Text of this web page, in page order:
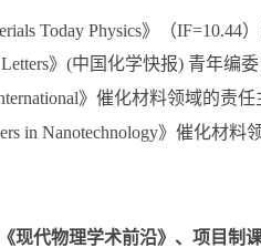
Today Physics》（IF=10.44
》 (中国化学快报) 青年编委
》催化材料领域的责任
in Nanotechnology》催化材料
现代物理学术前沿》、项目制